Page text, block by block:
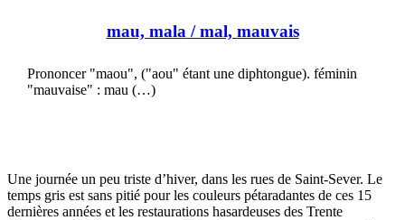
mau, mala / mal, mauvais
Prononcer "maou", ("aou" étant une diphtongue). féminin
"mauvaise" : mau (…)
Une journée un peu triste d’hiver, dans les rues de Saint-Sever. Le
temps gris est sans pitié pour les couleurs pétaradantes de ces 15
dernières années et les restaurations hasardeuses des Trente